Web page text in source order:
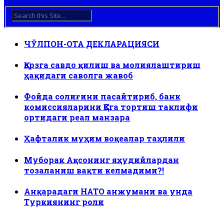
ЧЎЛПОН-ОТА ДЕКЛАРАЦИЯСИ
Қарзга савдо қилиш ва молиялаштириш
ҳақидаги саволга жавоб
Фойда солиғини пасайтириб, банк
комиссияларини ҚҚСга тортиш таклифи
ортидаги реал манзара
Ҳафталик муҳим воқеалар таҳлили
Муборак Ақсонинг яҳудийлардан
тозаланиш вақти келмадими?!
Анқарадаги НАТО анжумани ва унда
Туркиянинг роли